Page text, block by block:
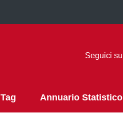
Seguici su
Tag Annuario Statistico